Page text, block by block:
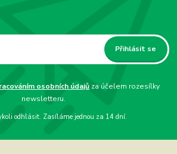
Přihlásit se
osobních údajů za účelem rozesílky
newsletteru.
odhlásit. Zasíláme jednou za 14 dní.